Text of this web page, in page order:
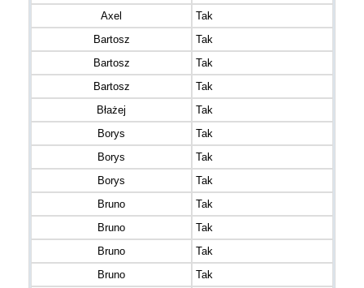
Axel
Tak
Bartosz
Tak
Bartosz
Tak
Bartosz
Tak
Błażej
Tak
Borys
Tak
Borys
Tak
Borys
Tak
Bruno
Tak
Bruno
Tak
Bruno
Tak
Bruno
Tak